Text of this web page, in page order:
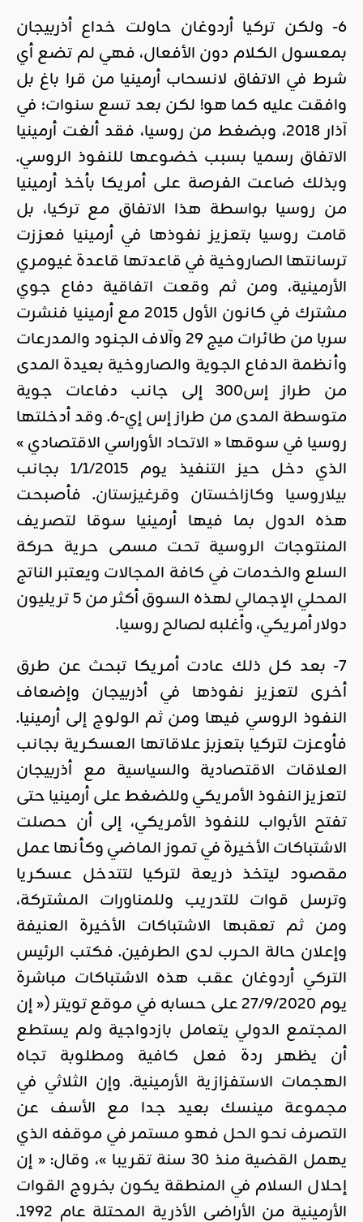
6- ولكن تركيا أردوغان حاولت خداع أذربيجان
بمعسول الكلام دون الأفعال، فهي لم تضع أي
شرط في الاتفاق لانسحاب أرمينيا من قرا باغ بل
وافقت عليه كما هو! لكن بعد تسع سنوات؛ في
آذار 2018، وبضغط من روسيا، فقد ألغت أرمينيا
الاتفاق رسميا بسبب خضوعها للنفوذ الروسي.
وبذلك ضاعت الفرصة على أمريكا بأخذ أرمينيا
من روسيا بواسطة هذا الاتفاق مع تركيا، بل
قامت روسيا بتعزيز نفوذها في أرمينيا فعززت
ترسانتها الصاروخية في قاعدتها قاعدة غيومري
الأرمينية، ومن ثم وقعت اتفاقية دفاع جوي
مشترك في كانون الأول 2015 مع أرمينيا فنشرت
سربا من طائرات ميج 29 وآلاف الجنود والمدرعات
وأنظمة الدفاع الجوية والصاروخية بعيدة المدى
من طراز إس300 إلى جانب دفاعات جوية
متوسطة المدى من طراز إس إي-6. وقد أدخلتها
روسيا في سوقها « الاتحاد الأوراسي الاقتصادي »
الذي دخل حيز التنفيذ يوم 1/1/2015 بجانب
بيلاروسيا وكازاخستان وقرغيزستان. فأصبحت
هذه الدول بما فيها أرمينيا سوقا لتصريف
المنتوجات الروسية تحت مسمى حرية حركة
السلع والخدمات في كافة المجالات ويعتبر الناتج
المحلي الإجمالي لهذه السوق أكثر من 5 تريليون
دولار أمريكي، وأغلبه لصالح روسيا.
7- بعد كل ذلك عادت أمريكا تبحث عن طرق
أخرى لتعزيز نفوذها في أذربيجان وإضعاف
النفوذ الروسي فيها ومن ثم الولوج إلى أرمينيا.
فأوعزت لتركيا بتعزبز علاقاتها العسكرية بجانب
العلاقات الاقتصادية والسياسية مع أذربيجان
لتعزيز النفوذ الأمريكي وللضغط على أرمينيا حتى
تفتح الأبواب للنفوذ الأمريكي، إلى أن حصلت
الاشتباكات الأخيرة في تموز الماضي وكأنها عمل
مقصود ليتخذ ذريعة لتركيا لتتدخل عسكريا
وترسل قوات للتدريب وللمناورات المشتركة،
ومن ثم تعقبها الاشتباكات الأخيرة العنيفة
وإعلان حالة الحرب لدى الطرفين. فكتب الرئيس
التركي أردوغان عقب هذه الاشتباكات مباشرة
يوم 27/9/2020 على حسابه في موقع تويتر (« إن
المجتمع الدولي يتعامل بازدواجية ولم يستطع
أن يظهر ردة فعل كافية ومطلوبة تجاه
الهجمات الاستفزازية الأرمينية. وإن الثلاثي في
مجموعة مينسك بعيد جدا مع الأسف عن
التصرف نحو الحل فهو مستمر في موقفه الذي
يهمل القضية منذ 30 سنة تقريبا »، وقال: « إن
إحلال السلام في المنطقة يكون بخروج القوات
الأرمينية من الأراضي الأذرية المحتلة عام 1992.